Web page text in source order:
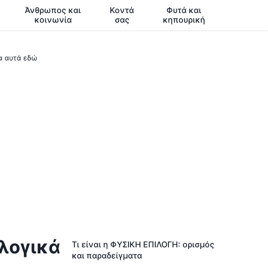
Άνθρωπος και
κοινωνία
Κοντά
σας
Φυτά και
κηπουρική
αυτά εδώ
Τι είναι η ΦΥΣΙΚΗ ΕΠΙΛΟΓΗ: ορισμός
και παραδείγματα